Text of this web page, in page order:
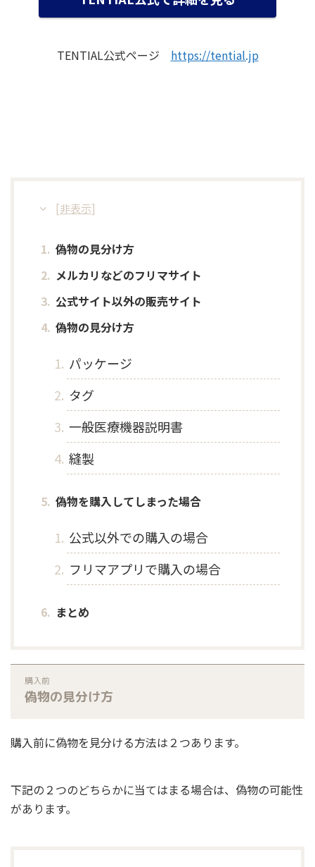
TENTIAL公式ページ https://tential.jp
[非表示]
偽物の見分け方
メルカリなどのフリマサイト
公式サイト以外の販売サイト
偽物の見分け方
パッケージ
タグ
一般医療機器説明書
縫製
偽物を購入してしまった場合
公式以外での購入の場合
フリマアプリで購入の場合
まとめ
購入前
偽物の見分け方
購入前に偽物を見分ける方法は２つあります。
下記の２つのどちらかに当てはまる場合は、偽物の可能性
があります。